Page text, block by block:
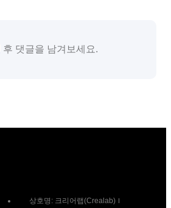
후 댓글을 남겨보세요.
상호명: 크리어랩(Crealab)